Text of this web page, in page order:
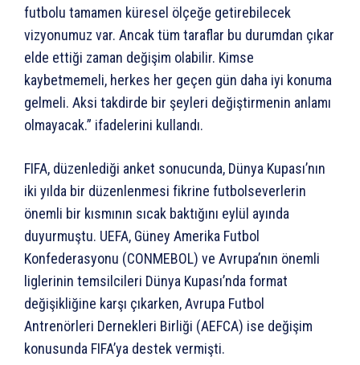
futbolu tamamen küresel ölçeğe getirebilecek
vizyonumuz var. Ancak tüm taraflar bu durumdan çıkar
elde ettiği zaman değişim olabilir. Kimse
kaybetmemeli, herkes her geçen gün daha iyi konuma
gelmeli. Aksi takdirde bir şeyleri değiştirmenin anlamı
olmayacak.” ifadelerini kullandı.
FIFA, düzenlediği anket sonucunda, Dünya Kupası’nın
iki yılda bir düzenlenmesi fikrine futbolseverlerin
önemli bir kısmının sıcak baktığını eylül ayında
duyurmuştu. UEFA, Güney Amerika Futbol
Konfederasyonu (CONMEBOL) ve Avrupa’nın önemli
liglerinin temsilcileri Dünya Kupası’nda format
değişikliğine karşı çıkarken, Avrupa Futbol
Antrenörleri Dernekleri Birliği (AEFCA) ise değişim
konusunda FIFA’ya destek vermişti.